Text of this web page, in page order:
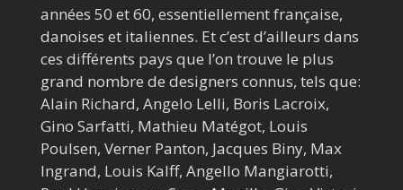
années 50 et 60, essentiellement française,
danoises et italiennes. Et c’est d’ailleurs dans
ces différents pays que l’on trouve le plus
grand nombre de designers connus, tels que:
Alain Richard, Angelo Lelli, Boris Lacroix,
Gino Sarfatti, Mathieu Matégot, Louis
Poulsen, Verner Panton, Jacques Biny, Max
Ingrand, Louis Kalff, Angello Mangiarotti,